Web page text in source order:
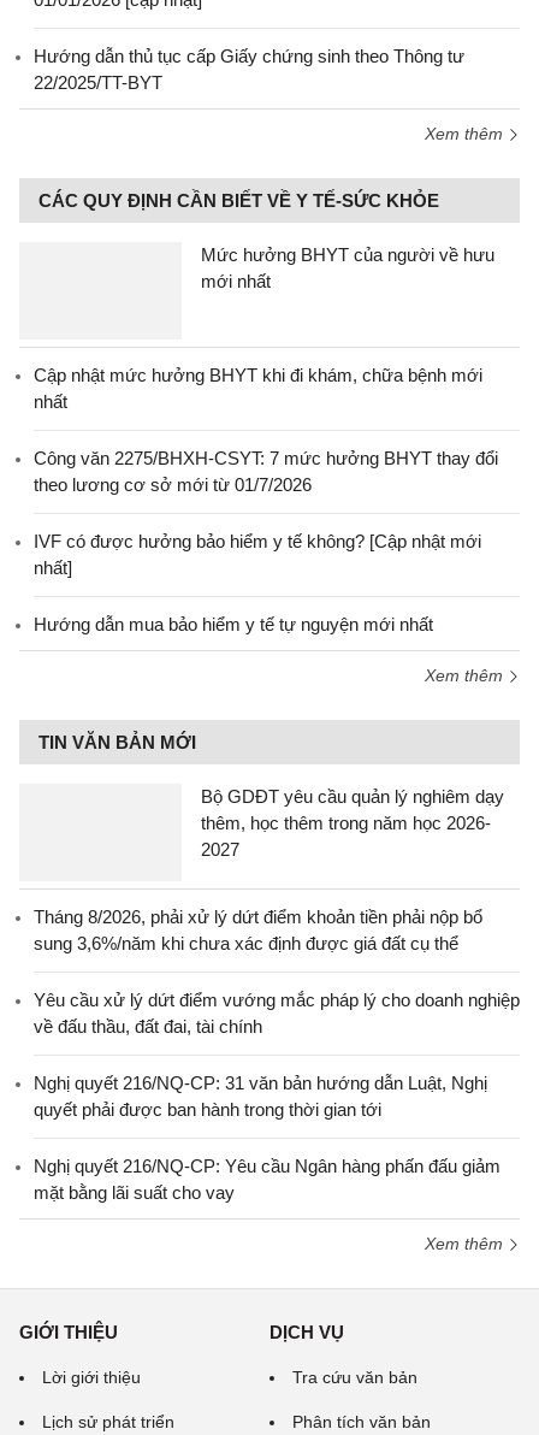
Hướng dẫn thủ tục cấp Giấy chứng sinh theo Thông tư
22/2025/TT-BYT
Xem thêm
CÁC QUY ĐỊNH CẦN BIẾT VỀ Y TẾ-SỨC KHỎE
Mức hưởng BHYT của người về hưu
mới nhất
Cập nhật mức hưởng BHYT khi đi khám, chữa bệnh mới
nhất
Công văn 2275/BHXH-CSYT: 7 mức hưởng BHYT thay đổi
theo lương cơ sở mới từ 01/7/2026
IVF có được hưởng bảo hiểm y tế không? [Cập nhật mới
nhất]
Hướng dẫn mua bảo hiểm y tế tự nguyện mới nhất
Xem thêm
TIN VĂN BẢN MỚI
Bộ GDĐT yêu cầu quản lý nghiêm dạy
thêm, học thêm trong năm học 2026-
2027
Tháng 8/2026, phải xử lý dứt điểm khoản tiền phải nộp bổ
sung 3,6%/năm khi chưa xác định được giá đất cụ thể
Yêu cầu xử lý dứt điểm vướng mắc pháp lý cho doanh nghiệp
về đấu thầu, đất đai, tài chính
Nghị quyết 216/NQ-CP: 31 văn bản hướng dẫn Luật, Nghị
quyết phải được ban hành trong thời gian tới
Nghị quyết 216/NQ-CP: Yêu cầu Ngân hàng phấn đấu giảm
mặt bằng lãi suất cho vay
Xem thêm
GIỚI THIỆU
Lời giới thiệu
Lịch sử phát triển
DỊCH VỤ
Tra cứu văn bản
Phân tích văn bản